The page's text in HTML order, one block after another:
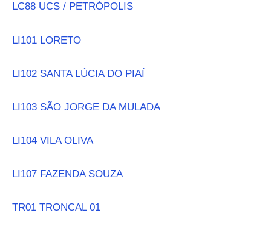
LC88 UCS / PETRÓPOLIS
LI101 LORETO
LI102 SANTA LÚCIA DO PIAÍ
LI103 SÃO JORGE DA MULADA
LI104 VILA OLIVA
LI107 FAZENDA SOUZA
TR01 TRONCAL 01